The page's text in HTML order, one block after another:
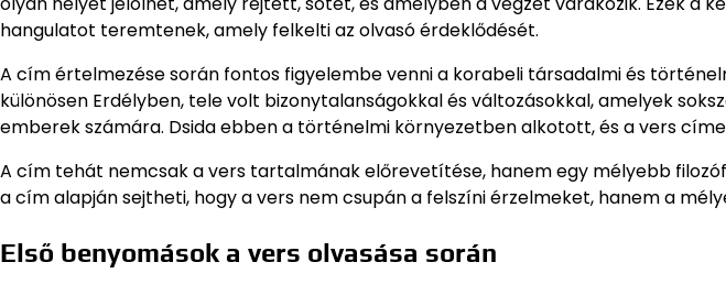
hangulatot teremtenek, amely felkelti az olvasó érdeklődését.
A cím értelmezése során fontos figyelembe venni a korabeli társadalmi és
különösen Erdélyben, tele volt bizonytalanságokkal és változásokkal, amelyek
emberek számára. Dsida ebben a történelmi környezetben alkotott, és a vers
A cím tehát nemcsak a vers tartalmának előrevetítése, hanem egy mélyebb
a cím alapján sejtheti, hogy a vers nem csupán a felszíni érzelmeket, hanem a
Első benyomások a vers olvasása során